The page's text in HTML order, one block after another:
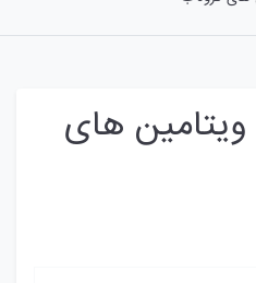
ویتامین های